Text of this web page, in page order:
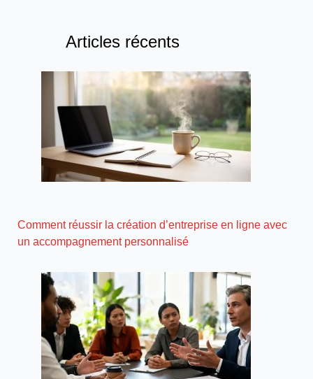
Articles récents
Comment réussir la création d’entreprise en ligne avec
un accompagnement personnalisé